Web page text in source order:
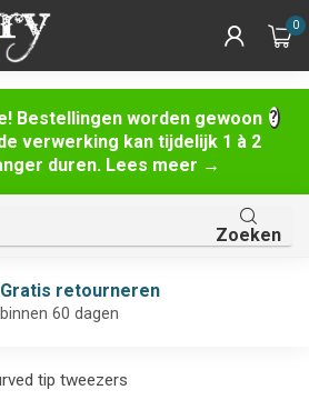
Bestellingen worden gewoon
verwerking kan tijdelijk 1 à 2
duren. Lees meer →
0
Zoeken
Gratis retourneren
binnen 60 dagen
tip tweezers